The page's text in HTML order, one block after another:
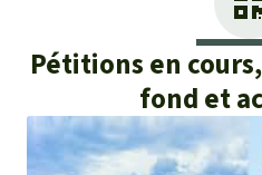
Pétitions en
fond et